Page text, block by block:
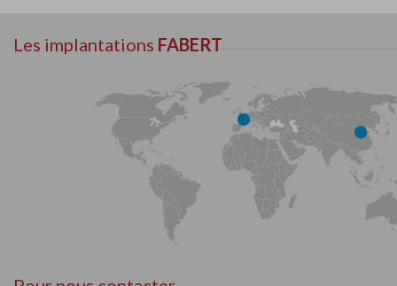
Les implantations FABERT